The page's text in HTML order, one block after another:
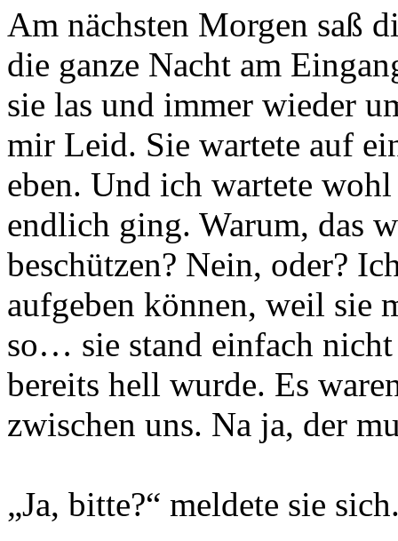
Am nächsten Morgen saß
die ganze Nacht am
sie las und immer wieder
mir Leid. Sie wartete auf
eben. Und ich wartete
endlich ging. Warum, das
beschützen? Nein, oder?
aufgeben können, weil sie
so… sie stand einfach
bereits hell wurde. Es
zwischen uns. Na ja, der
„Ja, bitte?“ meldete sie